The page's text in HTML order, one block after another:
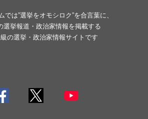
では”選挙をオモシロク”を合言葉に、
選挙報道・政治家情報を掲載する
の選挙・政治家情報サイトです